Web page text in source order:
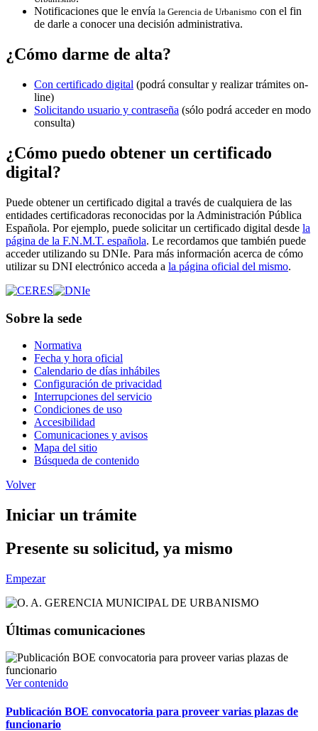
Notificaciones que le envía la Gerencia de Urbanismo con el fin
de darle a conocer una decisión administrativa.
¿Cómo darme de alta?
Con certificado digital (podrá consultar y realizar trámites on-
line)
Solicitando usuario y contraseña (sólo podrá acceder en modo
consulta)
¿Cómo puedo obtener un certificado
digital?
Puede obtener un certificado digital a través de cualquiera de las
entidades certificadoras reconocidas por la Administración Pública
Española. Por ejemplo, puede solicitar un certificado digital desde la
página de la F.N.M.T. española. Le recordamos que también puede
acceder utilizando su DNIe. Para más información acerca de cómo
utilizar su DNI electrónico acceda a la página oficial del mismo.
Sobre la sede
Normativa
Fecha y hora oficial
Calendario de días inhábiles
Configuración de privacidad
Interrupciones del servicio
Condiciones de uso
Accesibilidad
Comunicaciones y avisos
Mapa del sitio
Búsqueda de contenido
Volver
Iniciar un trámite
Presente su solicitud, ya mismo
Empezar
Últimas comunicaciones
Ver contenido
Publicación BOE convocatoria para proveer varias plazas de
funcionario